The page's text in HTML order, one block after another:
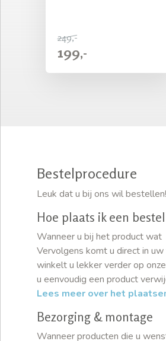
249,-
199,-
Bestelprocedure
Leuk dat u bij ons wil
Hoe plaats ik een
Wanneer u bij het product
Vervolgens komt u direct in
winkelt u lekker verder op
u eenvoudig een product
Lees meer over het
Bezorging & montage
Wanneer producten die u